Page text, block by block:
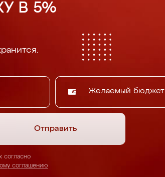
В 5%
Желаемый бюджет
Отправить
согласно
соглашению